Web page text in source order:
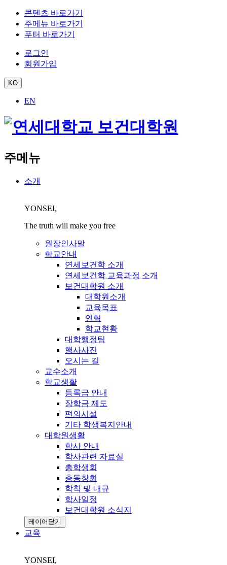
콘텐츠 바로가기
주메뉴 바로가기
푸터 바로가기
로그인
회원가입
KO
EN
주메뉴
소개
YONSEI,
The truth will make you free
원장인사말
학교안내
연세보건학 소개
연세보건학 교육과정 소개
보건대학원 소개
대학원소개
교육목표
연혁
학교현황
대학행정팀
행사사진
오시는 길
교수소개
학교생활
등록금 안내
장학금 제도
편의시설
기타 학생복지안내
대학원생활
학사 안내
학사관련 자료실
총학생회
총동창회
학칙 및 내규
학사일정
보건대학원 소식지
레이어닫기
교육
YONSEI,